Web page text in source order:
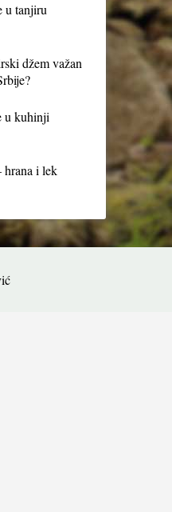
u tanjiru
džem važan
u kuhinji
i lek